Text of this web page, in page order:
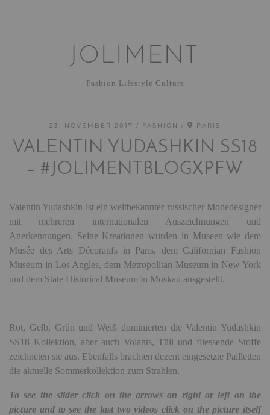
JOLIMENT
Fashion Lifestyle Culture
23. NOVEMBER 2017 FASHION PARIS
VALENTIN YUDASHKIN SS18
– #JOLIMENTBLOGXPFW
Valentin Yudashkin ist ein weltbekannter russischer Modedesigner
mit mehreren internationalen Auszeichnungen und
Anerkennungen. Seine Kreationen wurden in Museen wie dem
Musée des Arts Décoratifs in Paris, dem Californian Fashion
Museum in Los Angles, dem Metropolitan Museum in New York
und dem State Historical Museum in Moskau ausgestellt.
Rot, Gelb, Grün und Weiß dominierten die Valentin Yudashkin
SS18 Kollektion, aber auch Volants, Tüll und fliessende Stoffe
zeichneten sie aus. Ebenfalls brachten dezent eingesetzte Pailletten
die aktuelle Sommerkollektion zum Strahlen.
To see the slider click on the arrows on right or left on the
picture and to see the last two videos click on the picture itself